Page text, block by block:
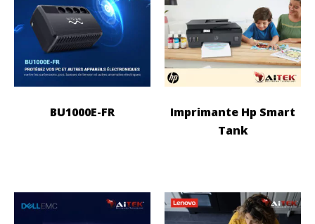
BU1000E-FR
Imprimante Hp Smart
Tank